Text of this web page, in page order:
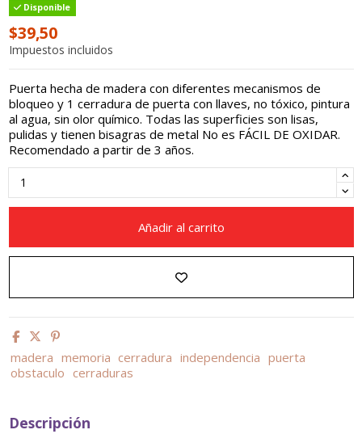
Disponible
$39,50
Impuestos incluidos
Puerta hecha de madera con diferentes mecanismos de
bloqueo y 1 cerradura de puerta con llaves, no tóxico, pintura
al agua, sin olor químico. Todas las superficies son lisas,
pulidas y tienen bisagras de metal No es FÁCIL DE OXIDAR.
Recomendado a partir de 3 años.
Añadir al carrito
madera memoria cerradura independencia puerta
obstaculo cerraduras
Descripción